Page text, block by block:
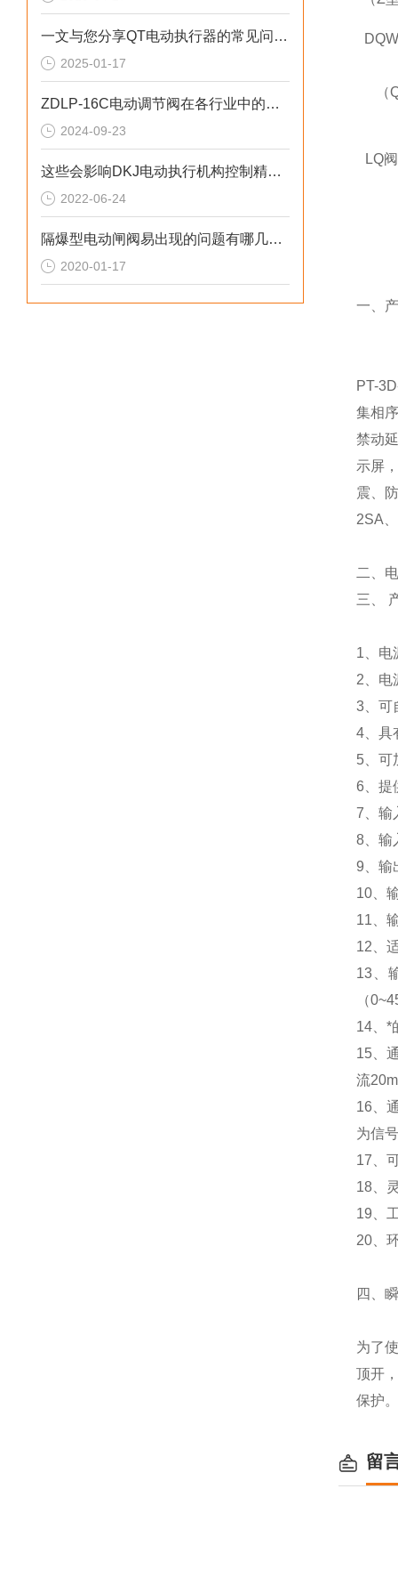
一文与您分享QT电动执行器的常见问题相应解决方法
2025-01-17
ZDLP-16C电动调节阀在各行业中的具体应用分享
2024-09-23
这些会影响DKJ电动执行机构控制精度的原因您知道吗？
2022-06-24
隔爆型电动闸阀易出现的问题有哪几类？
2020-01-17
LQ
一、
PT-
集相
禁动
示屏
震、
2SA
二、
三、
1、电
2、电
3、可
4、具
5、可
6、提
7、输
8、输
9、输
10、
11、
12、
13、
（
14、*
15、
流
16、
为信
17、
18、
19、
20、
四、
为了
顶开
保护。
留